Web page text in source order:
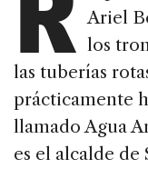
Ariel
los
las tuberías
prácticamente
llamado Agua
es el alcalde